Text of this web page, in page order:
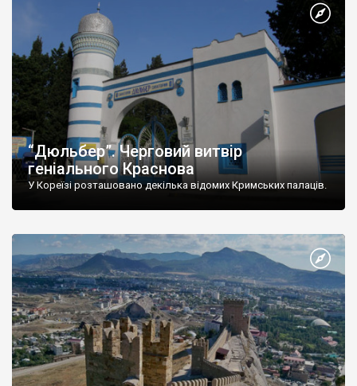
“Дюльбер”. Черговий витвір
геніального Краснова
У Кореїзі розташовано декілька відомих Кримських палаців.